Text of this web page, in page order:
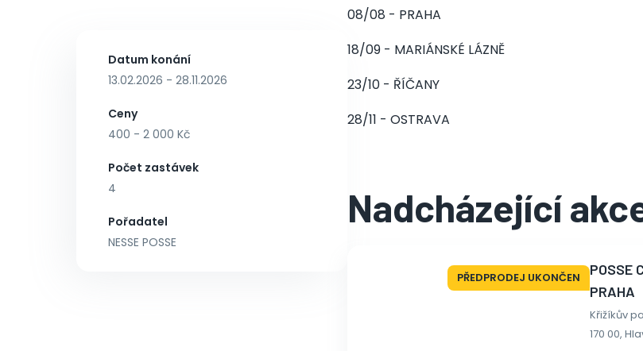
Datum konání
13.02.2026 - 28.11.2026
Ceny
400 - 2 000 Kč
Počet zastávek
4
Pořadatel
NESSE POSSE
08/08 - PRAHA
18/09 - MARIÁNSKÉ LÁZNĚ
23/10 - ŘÍČANY
28/11 - OSTRAVA
Nadcházející
PŘEDPRODEJ UKONČEN
POSSE
PRAHA
Křižíkův
170 00,